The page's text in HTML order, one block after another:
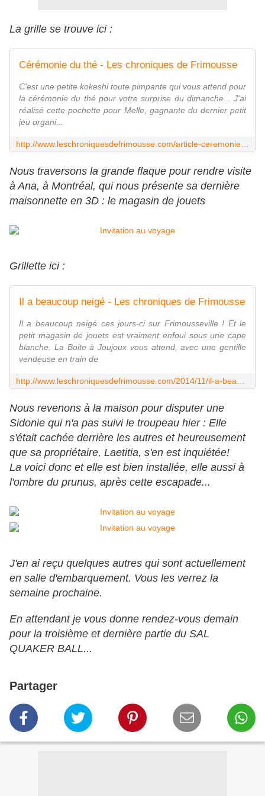
La grille se trouve ici :
Cérémonie du thé - Les chroniques de Frimousse
C'est une petite kokeshi toute pimpante qui vous attend pour
la cérémonie du thé pour votre surprise du dimanche... J'ai
réalisé cette pochette pour Melle, gagnante du dernier petit
jeu organi...
Nous traversons la grande flaque pour rendre visite
à Ana, à Montréal, qui nous présente sa dernière
maisonnette en 3D : le magasin de jouets
Grillette ici :
Il a beaucoup neigé - Les chroniques de Frimousse
Il a beaucoup neigé ces jours-ci sur Frimousseville ! Et le
petit magasin de jouets est vraiment enfoui sous une cape
blanche. La Boite à Joujoux vous attend, avec une gentille
vendeuse en train de
Nous revenons à la maison pour disputer une
Sidonie qui n'a pas suivi le troupeau hier : Elle
s'était cachée derrière les autres et heureusement
que sa propriétaire, Laetitia, s'en est inquiétée!
La voici donc et elle est bien installée, elle aussi à
l'ombre du prunus, après cette escapade...
J'en ai reçu quelques autres qui sont actuellement
en salle d'embarquement. Vous les verrez la
semaine prochaine.
En attendant je vous donne rendez-vous demain
pour la troisième et dernière partie du SAL
QUAKER BALL...
Partager